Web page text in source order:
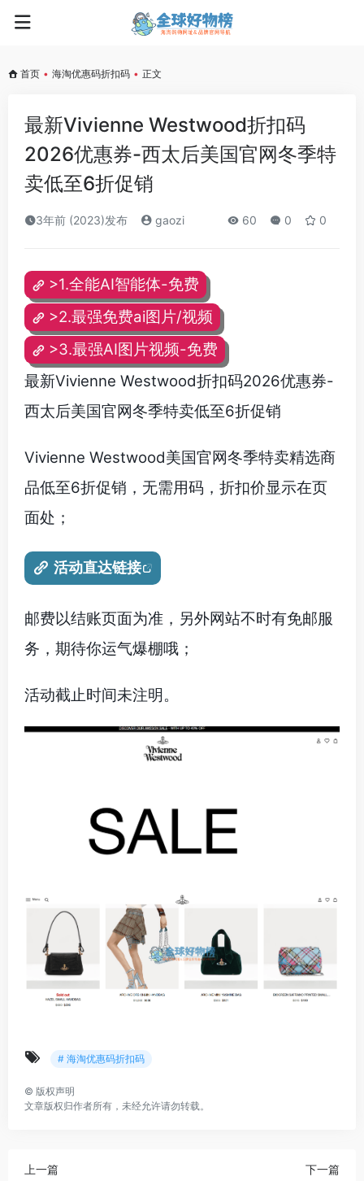
首页 • 海淘优惠码折扣码 • 正文
最新Vivienne Westwood折扣码
2026优惠券-西太后美国官网冬季特
卖低至6折促销
3年前 (2023)发布 gaozi 60 0 0
>1.全能AI智能体-免费
>2.最强免费ai图片/视频
>3.最强AI图片视频-免费
最新Vivienne Westwood折扣码2026优惠券-
西太后美国官网冬季特卖低至6折促销
Vivienne Westwood美国官网冬季特卖精选商
品低至6折促销，无需用码，折扣价显示在页
面处；
活动直达链接
邮费以结账页面为准，另外网站不时有免邮服
务，期待你运气爆棚哦；
活动截止时间未注明。
# 海淘优惠码折扣码
© 版权声明
文章版权归作者所有，未经允许请勿转载。
上一篇 下一篇